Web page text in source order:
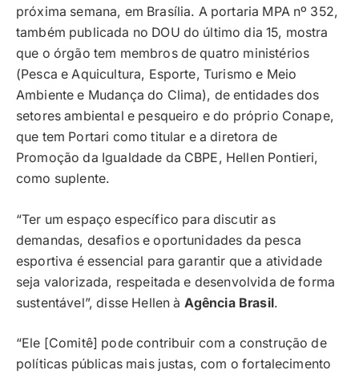
próxima semana, em Brasília. A portaria MPA nº 352,
também publicada no DOU do último dia 15, mostra
que o órgão tem membros de quatro ministérios
(Pesca e Aquicultura, Esporte, Turismo e Meio
Ambiente e Mudança do Clima), de entidades dos
setores ambiental e pesqueiro e do próprio Conape,
que tem Portari como titular e a diretora de
Promoção da Igualdade da CBPE, Hellen Pontieri,
como suplente.
“Ter um espaço específico para discutir as
demandas, desafios e oportunidades da pesca
esportiva é essencial para garantir que a atividade
seja valorizada, respeitada e desenvolvida de forma
sustentável”, disse Hellen à Agência Brasil.
“Ele [Comitê] pode contribuir com a construção de
políticas públicas mais justas, com o fortalecimento